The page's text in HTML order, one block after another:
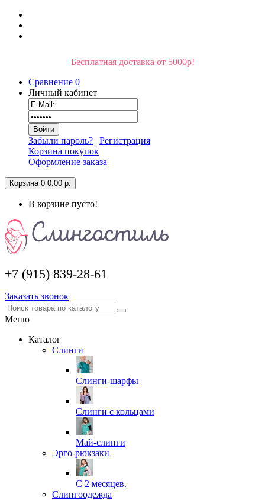
Бесплатная доставка от 5000р!
Сравнение 0
Личный кабинет
Забыли пароль? | Регистрация
Корзина покупок
Оформление заказа
Корзина 0 0.00 р.
В корзине пусто!
+7 (915) 839-28-61
Заказать звонок
Меню
Каталог
Слинги
Слинги-шарфы
Слинги с кольцами
Май-слинги
Эрго-рюкзаки
С 2 месяцев.
Слингоодежда